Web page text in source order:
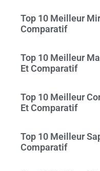
Top 10 Meilleur
Comparatif
Top 10 Meilleur
Et Comparatif
Top 10 Meilleur
Et Comparatif
Top 10 Meilleur
Comparatif